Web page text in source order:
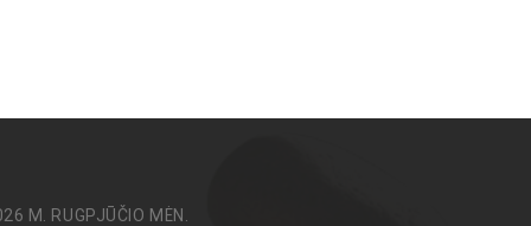
M. RUGPJŪČIO MĖN.